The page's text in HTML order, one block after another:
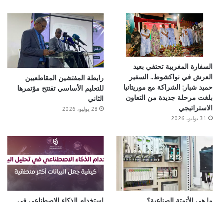
السفارة المغربية تحتفي بعيد
العرش في نواكشوط.. السفير
حميد شبار: الشراكة مع موريتانيا
بلغت مرحلة جديدة من التعاون
الاستراتيجي
31 يوليو، 2026
رابطة المفتشين المقاطعيين
للتعليم الأساسي تفتتح مؤتمرها
الثاني
28 يوليو، 2026